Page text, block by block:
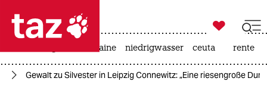
 taz zahl ich
taz zahl ich

taz zahl ich
krieg in der ukraine niedrigwasser ceuta rente
Gewalt zu Silvester in Leipzig Connewitz: „Eine riesengroße